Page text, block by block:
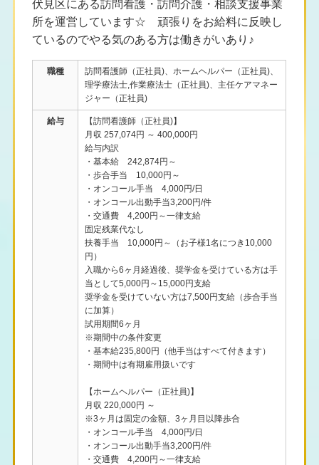
伏見区にある訪問看護・訪問介護・相談支援事業
所を運営しています☆ 頑張りをお給料に反映し
ているのでやる気のある方は働きがいあり♪
職種
訪問看護師（正社員)、ホームヘルパー（正社員)、
理学療法士,作業療法士（正社員)、主任ケアマネー
ジャー（正社員)
給与
【訪問看護師（正社員)】
月収 257,074円 ～ 400,000円
給与内訳
・基本給 242,874円～
・歩合手当 10,000円～
・オンコール手当 4,000円/日
・オンコール出動手当3,200円/件
・交通費 4,200円～一律支給
固定残業代なし
扶養手当 10,000円～（お子様1名につき10,000
円）
入職から6ヶ月経過後、奨学金を受けている方は手
当として5,000円～15,000円支給
奨学金を受けていない方は7,500円支給（歩合手当
に加算）
試用期間6ヶ月
※期間中の条件変更
・基本給235,800円（他手当はすべて付きます）
・期間中は有期雇用扱いです
【ホームヘルパー（正社員)】
月収 220,000円 ～
※3ヶ月は固定の金額、3ヶ月目以降歩合
・オンコール手当 4,000円/日
・オンコール出動手当3,200円/件
・交通費 4,200円～一律支給